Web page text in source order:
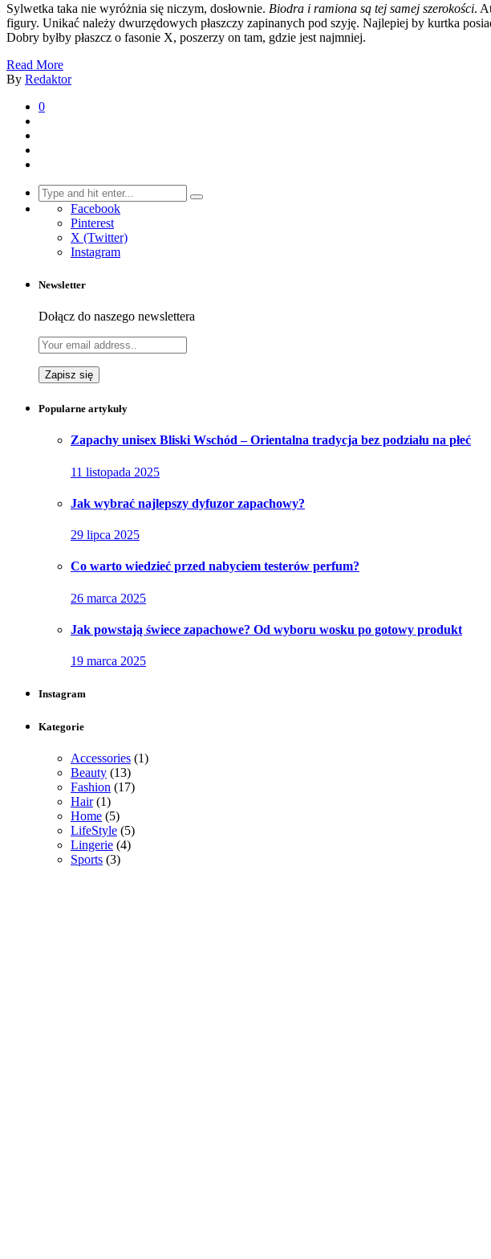
Sylwetka taka nie wyróżnia się niczym, dosłownie. Biodra i ramiona są tej samej szerokości.
figury. Unikać należy dwurzędowych płaszczy zapinanych pod szyję. Najlepiej by kurtka
Dobry byłby płaszcz o fasonie X, poszerzy on tam, gdzie jest najmniej.
Read More
By Redaktor
0
Search
for:
Facebook
Pinterest
X (Twitter)
Instagram
Newsletter
Dołącz do naszego newslettera
Popularne artykuły
Zapachy unisex Bliski Wschód – Orientalna tradycja bez podziału na płeć
11 listopada 2025
Jak wybrać najlepszy dyfuzor zapachowy?
29 lipca 2025
Co warto wiedzieć przed nabyciem testerów perfum?
26 marca 2025
Jak powstają świece zapachowe? Od wyboru wosku po gotowy produkt
19 marca 2025
Instagram
Kategorie
Accessories (1)
Beauty (13)
Fashion (17)
Hair(1)
Home (5)
LifeStyle (5)
Lingerie (4)
Sports (3)